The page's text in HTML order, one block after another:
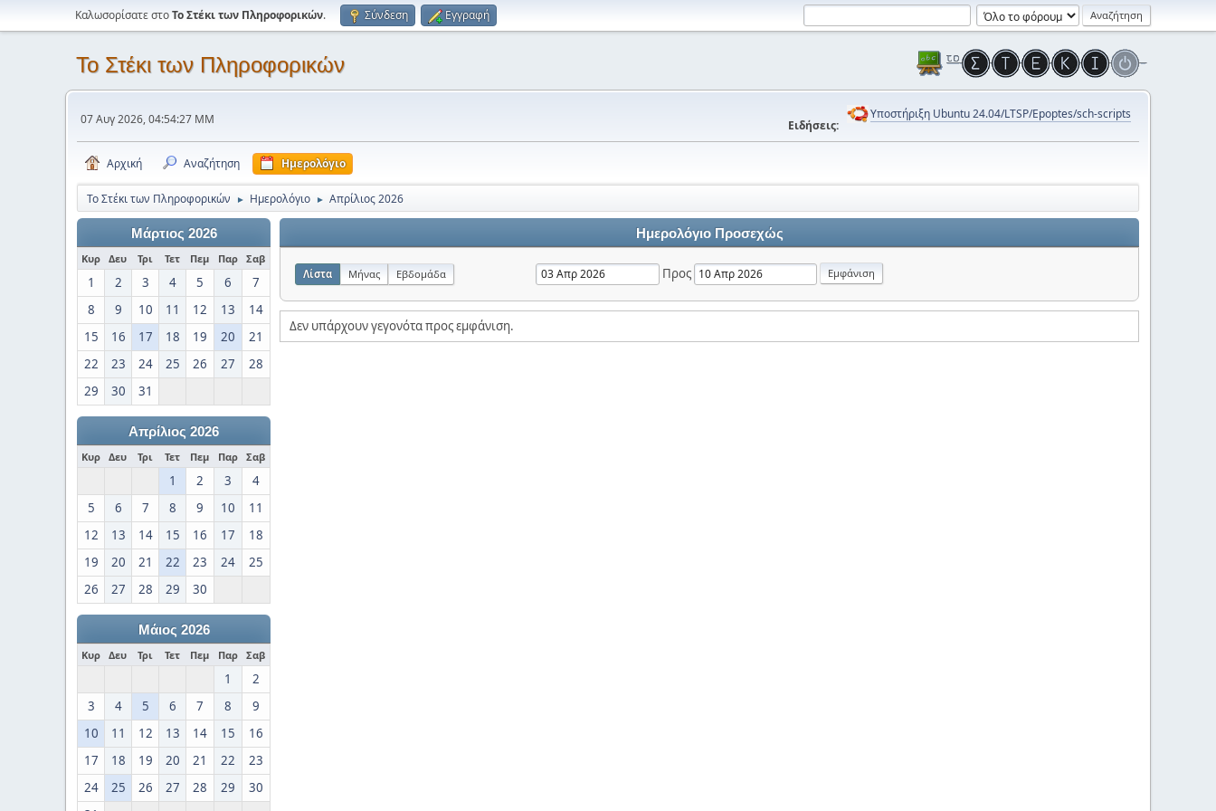
Καλωσορίσατε στοΤο Στέκι των Πληροφορικών. Σύνδεση Εγγραφή
Το Στέκι των Πληροφορικών
07 Αυγ 2026, 04:54:27 ΜΜ Ειδήσεις:
Υποστήριξη Ubuntu 24.04/LTSP/Epoptes/sch-scripts
Αρχική Αναζήτηση Ημερολόγιο
Το Στέκι των Πληροφορικών ► Ημερολόγιο ► Απρίλιος 2026
Μάρτιος 2026
Κυρ Δευ Τρι Τετ Πεμ Παρ Σαβ
1 2 3 4 5 6
7
8
9 10 11 12 13
14
15
16 17 18 19 20
21
22
23 24 25 26 27
28
29
30 31
Απρίλιος 2026
Κυρ Δευ Τρι Τετ Πεμ Παρ Σαβ
1 2 3
4
5
6 7 8 9 10
11
12
13 14 15 16 17
18
19
20 21 22 23 24
25
26
27 28 29 30
Μάιος 2026
Κυρ Δευ Τρι Τετ Πεμ Παρ Σαβ
1
2
3
4 5 6 7 8
9
10
11 12 13 14 15
16
17
18 19 20 21 22
23
24
25 26 27 28 29
30
Ημερολόγιο Προσεχώς
Λίστα Μήνας Εβδομάδα Προς
Δεν υπάρχουν γεγονότα προς εμφάνιση.